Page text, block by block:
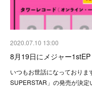
2020.07.10 13:00
8月19日にメジャー
いつもお世話になっており
SUPERSTAR」の発売が決